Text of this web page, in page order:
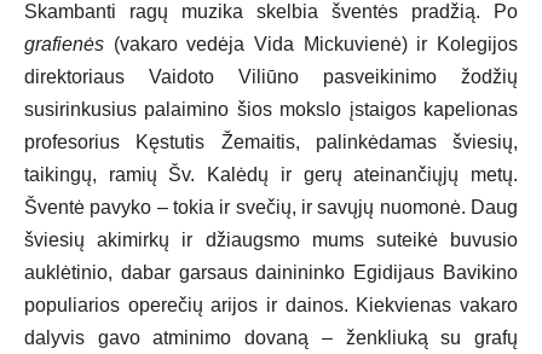
Skambanti ragų muzika skelbia šventės pradžią. Po
grafienės (vakaro vedėja Vida Mickuvienė) ir Kolegijos
direktoriaus Vaidoto Viliūno pasveikinimo žodžių
susirinkusius palaimino šios mokslo įstaigos kapelionas
profesorius Kęstutis Žemaitis, palinkėdamas šviesių,
taikingų, ramių Šv. Kalėdų ir gerų ateinančiųjų metų.
Šventė pavyko – tokia ir svečių, ir savųjų nuomonė. Daug
šviesių akimirkų ir džiaugsmo mums suteikė buvusio
auklėtinio, dabar garsaus dainininko Egidijaus Bavikino
populiarios operečių arijos ir dainos. Kiekvienas vakaro
dalyvis gavo atminimo dovaną – ženkliuką su grafų